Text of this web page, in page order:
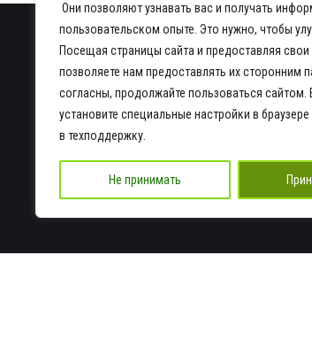
Они позволяют узнавать вас и получать
пользовательском опыте. Это нужно, чтобы
Посещая страницы сайта и предоставляя
позволяете нам предоставлять их сторонним
согласны, продолжайте пользоваться сайтом.
установите специальные настройки в браузере
в техподдержку.
Не принимать